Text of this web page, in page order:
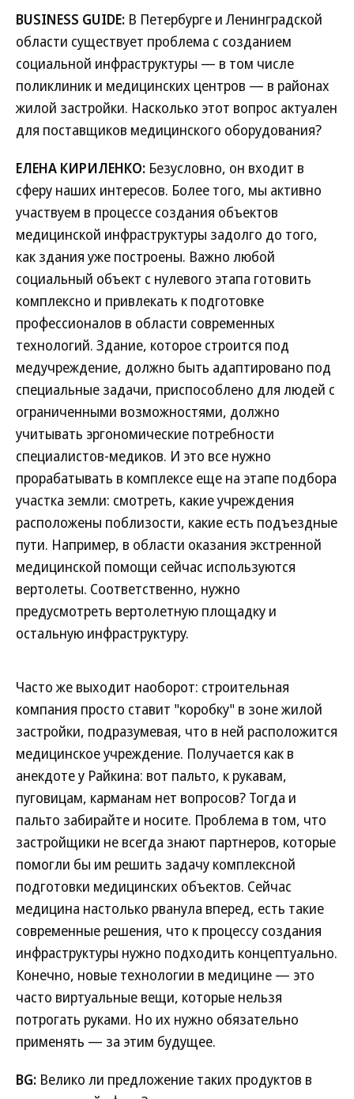
BUSINESS GUIDE: В Петербурге и Ленинградской
области существует проблема с созданием
социальной инфраструктуры — в том числе
поликлиник и медицинских центров — в районах
жилой застройки. Насколько этот вопрос актуален
для поставщиков медицинского оборудования?
ЕЛЕНА КИРИЛЕНКО: Безусловно, он входит в
сферу наших интересов. Более того, мы активно
участвуем в процессе создания объектов
медицинской инфраструктуры задолго до того,
как здания уже построены. Важно любой
социальный объект с нулевого этапа готовить
комплексно и привлекать к подготовке
профессионалов в области современных
технологий. Здание, которое строится под
медучреждение, должно быть адаптировано под
специальные задачи, приспособлено для людей с
ограниченными возможностями, должно
учитывать эргономические потребности
специалистов-медиков. И это все нужно
прорабатывать в комплексе еще на этапе подбора
участка земли: смотреть, какие учреждения
расположены поблизости, какие есть подъездные
пути. Например, в области оказания экстренной
медицинской помощи сейчас используются
вертолеты. Соответственно, нужно
предусмотреть вертолетную площадку и
остальную инфраструктуру.
Часто же выходит наоборот: строительная
компания просто ставит "коробку" в зоне жилой
застройки, подразумевая, что в ней расположится
медицинское учреждение. Получается как в
анекдоте у Райкина: вот пальто, к рукавам,
пуговицам, карманам нет вопросов? Тогда и
пальто забирайте и носите. Проблема в том, что
застройщики не всегда знают партнеров, которые
помогли бы им решить задачу комплексной
подготовки медицинских объектов. Сейчас
медицина настолько рванула вперед, есть такие
современные решения, что к процессу создания
инфраструктуры нужно подходить концептуально.
Конечно, новые технологии в медицине — это
часто виртуальные вещи, которые нельзя
потрогать руками. Но их нужно обязательно
применять — за этим будущее.
BG: Велико ли предложение таких продуктов в